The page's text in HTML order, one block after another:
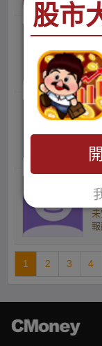
庫
未
報
1 2 3 4
股市